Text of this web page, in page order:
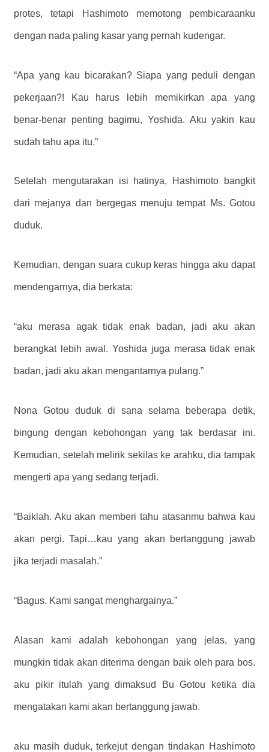
protes, tetapi Hashimoto memotong pembicaraanku
dengan nada paling kasar yang pernah kudengar.
“Apa yang kau bicarakan? Siapa yang peduli dengan
pekerjaan?! Kau harus lebih memikirkan apa yang
benar-benar penting bagimu, Yoshida. Aku yakin kau
sudah tahu apa itu.”
Setelah mengutarakan isi hatinya, Hashimoto bangkit
dari mejanya dan bergegas menuju tempat Ms. Gotou
duduk.
Kemudian, dengan suara cukup keras hingga aku dapat
mendengarnya, dia berkata:
“aku merasa agak tidak enak badan, jadi aku akan
berangkat lebih awal. Yoshida juga merasa tidak enak
badan, jadi aku akan mengantarnya pulang.”
Nona Gotou duduk di sana selama beberapa detik,
bingung dengan kebohongan yang tak berdasar ini.
Kemudian, setelah melirik sekilas ke arahku, dia tampak
mengerti apa yang sedang terjadi.
“Baiklah. Aku akan memberi tahu atasanmu bahwa kau
akan pergi. Tapi…kau yang akan bertanggung jawab
jika terjadi masalah.”
“Bagus. Kami sangat menghargainya.”
Alasan kami adalah kebohongan yang jelas, yang
mungkin tidak akan diterima dengan baik oleh para bos.
aku pikir itulah yang dimaksud Bu Gotou ketika dia
mengatakan kami akan bertanggung jawab.
aku masih duduk, terkejut dengan tindakan Hashimoto